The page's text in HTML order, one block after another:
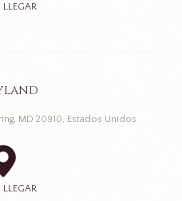
MD 20910, Estados Unidos.